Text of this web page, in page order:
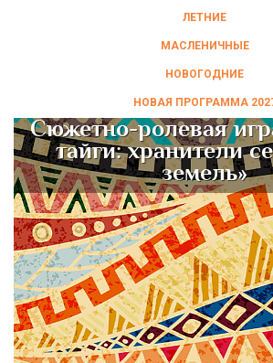
ЛЕТНИЕ
МАСЛЕНИЧНЫЕ
НОВОГОДНИЕ
НОВАЯ ПРОГРАММА
Сюжетно-ролевая
тайги: хранители
земель»